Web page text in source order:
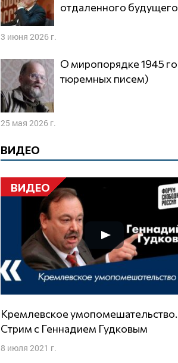
отдаленного будущего
3 июня 2026 г.
О миропорядке 1945 года (из
тюремных писем)
25 мая 2026 г.
ВИДЕО
ВИДЕО
Кремлевское умопомешательство.
Стрим с Геннадием Гудковым
8 июля 2021 г.